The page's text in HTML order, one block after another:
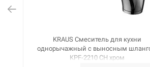
KRAUS Смеситель для кухни
однорычажный с выносным
KPF-2210 CH хром